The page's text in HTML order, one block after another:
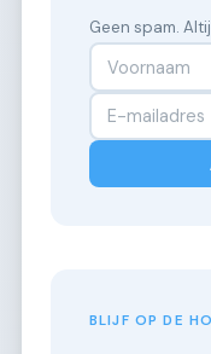
Geen spam.
BLIJF OP DE